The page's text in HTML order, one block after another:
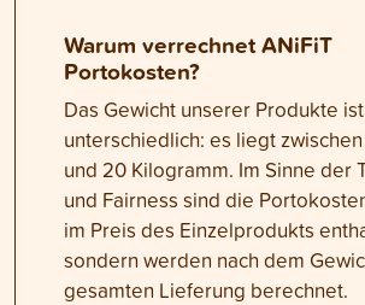
Warum verrechnet ANiFiT
Portokosten?
Das Gewicht unserer Produkte
unterschiedlich: es liegt
und 20 Kilogramm. Im Sinne der
und Fairness sind die
im Preis des Einzelprodukts
sondern werden nach dem
gesamten Lieferung berechnet.